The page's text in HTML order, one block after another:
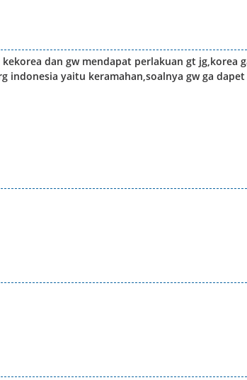
dan gw mendapat perlakuan gt jg,korea
indonesia yaitu keramahan,soalnya gw ga dapet